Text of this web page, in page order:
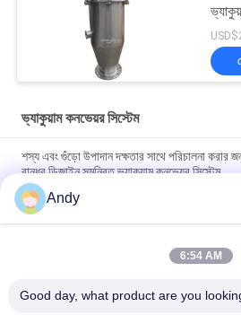
ভ্যাকুয়াম কনভেয়র সিস্টেম
শস্য এবং গুঁড়ো উপাদান দক্ষতার সাথে পরিচালনা করার
বান্ধব ডিজাইন সমন্বিত ভ্যাকুয়াম কনভেয়র সিস্টেম
শিল্প প্রক্রিয়ায় কণিকাকার পদার্থের অবিচ্ছিন্ন
ভ্যাকুয়াম কনভেয়র সিস্টেম
ভ্যাকুয়াম কনভেয়র সিস্টেমগুলি ধুলো মুক্ত বন্ধ
Andy
6:54 AM
Good day, what product are you